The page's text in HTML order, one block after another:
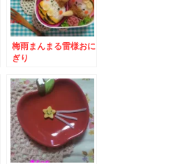
梅雨まんまる雷様おに
ぎり